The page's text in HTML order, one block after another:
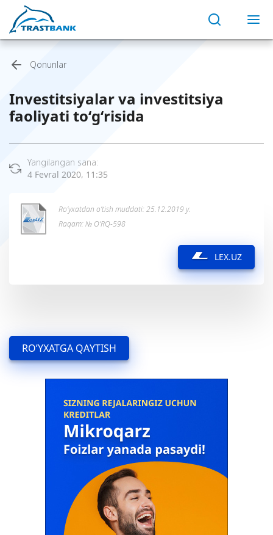
Qonunlar
Investitsiyalar va investitsiya
faoliyati to‘g‘risida
Yangilangan sana:
4 Fevral 2020, 11:35
Ro’yxatdan o’tish muddati: 25.12.2019 y.
Raqam: № O‘RQ-598
LEX.UZ
RO’YXATGA QAYTISH